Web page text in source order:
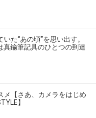
た“あの頃”を思い出す。
真鍮筆記具のひとつの到達
メ【さあ、カメラをはじめ
】